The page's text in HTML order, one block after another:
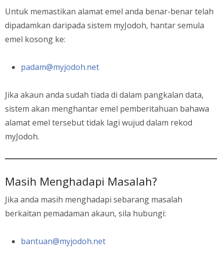
Untuk memastikan alamat emel anda benar-benar telah
dipadamkan daripada sistem myJodoh, hantar semula
emel kosong ke:
padam@myjodoh.net
Jika akaun anda sudah tiada di dalam pangkalan data,
sistem akan menghantar emel pemberitahuan bahawa
alamat emel tersebut tidak lagi wujud dalam rekod
myJodoh.
Masih Menghadapi Masalah?
Jika anda masih menghadapi sebarang masalah
berkaitan pemadaman akaun, sila hubungi:
bantuan@myjodoh.net